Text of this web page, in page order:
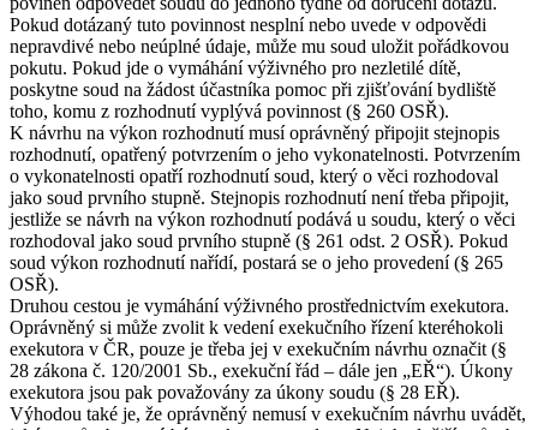
Pokud dotázaný tuto povinnost nesplní nebo uvede v odpovědi
nepravdivé nebo neúplné údaje, může mu soud uložit pořádkovou
pokutu. Pokud jde o vymáhání výživného pro nezletilé dítě,
poskytne soud na žádost účastníka pomoc při zjišťování bydliště
toho, komu z rozhodnutí vyplývá povinnost (§ 260 OSŘ).
K návrhu na výkon rozhodnutí musí oprávněný připojit stejnopis
rozhodnutí, opatřený potvrzením o jeho vykonatelnosti. Potvrzením
o vykonatelnosti opatří rozhodnutí soud, který o věci rozhodoval
jako soud prvního stupně. Stejnopis rozhodnutí není třeba připojit,
jestliže se návrh na výkon rozhodnutí podává u soudu, který o věci
rozhodoval jako soud prvního stupně (§ 261 odst. 2 OSŘ). Pokud
soud výkon rozhodnutí nařídí, postará se o jeho provedení (§ 265
OSŘ).
Druhou cestou je vymáhání výživného prostřednictvím exekutora.
Oprávněný si může zvolit k vedení exekučního řízení kteréhokoli
exekutora v ČR, pouze je třeba jej v exekučním návrhu označit (§
28 zákona č. 120/2001 Sb., exekuční řád – dále jen „EŘ“). Úkony
exekutora jsou pak považovány za úkony soudu (§ 28 EŘ).
Výhodou také je, že oprávněný nemusí v exekučním návrhu uvádět,